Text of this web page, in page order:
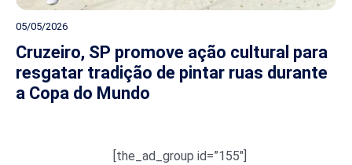
05/05/2026
Cruzeiro, SP promove ação cultural para
resgatar tradição de pintar ruas durante
a Copa do Mundo
[the_ad_group id=”155″]